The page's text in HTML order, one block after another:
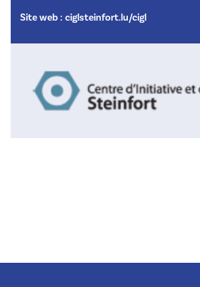
Site web : ciglsteinfort.lu/cigl